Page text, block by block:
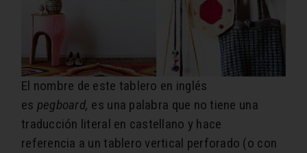
El nombre de este tablero en inglés
es pegboard, es una palabra que no tiene una
traducción literal en castellano y hace
referencia a un tablero vertical perforado (o con